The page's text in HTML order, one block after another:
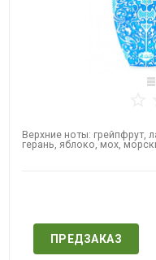
Верхние ноты: грейпфрут,
герань, яблоко, мох,
ПРЕДЗАКАЗ